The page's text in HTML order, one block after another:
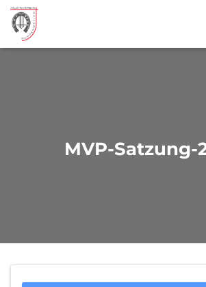
MVP-Satzung-